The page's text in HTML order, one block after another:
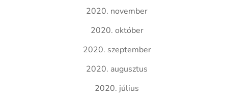
2020. november
2020. október
2020. szeptember
2020. augusztus
2020. július